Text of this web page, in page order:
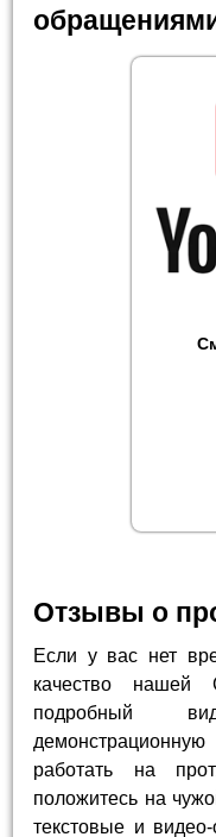
Отзывы о
Если у вас нет
качество нашей
подробный
работать на
положитесь на
текстовые и